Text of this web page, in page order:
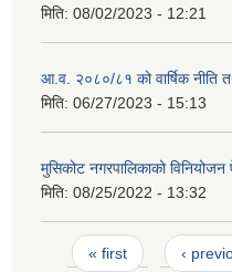
मिति: 08/02/2023 - 12:21
आ.व. २०८०/८१ को वार्षिक नीति
मिति: 06/27/2023 - 15:13
मुसिकोट नगरपालिकाको
मिति: 08/25/2022 - 13:32
Pages
« first ‹